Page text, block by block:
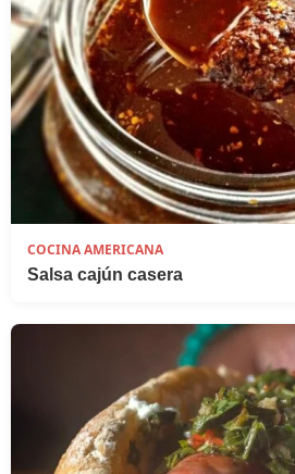
COCINA AMERICANA
Salsa cajún casera